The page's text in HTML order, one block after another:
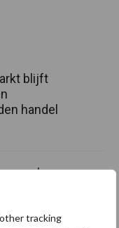
tracking
blijft
handel
vaak